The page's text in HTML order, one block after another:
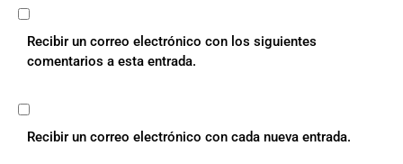
Recibir un correo electrónico con los siguientes
comentarios a esta entrada.
Recibir un correo electrónico con cada nueva entrada.